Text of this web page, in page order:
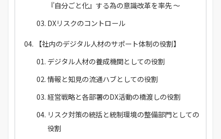
『自分ごと化』する為の意識改革を率先 ～
DXリスクのコントロール
【社内のデジタル人材のサポート体制の役割】
デジタル人材の養成機関としての役割
情報と知見の流通ハブとしての役割
経営戦略と各部署のDX活動の橋渡しの役割
リスク対策の統括と統制環境の整備部門としての
役割